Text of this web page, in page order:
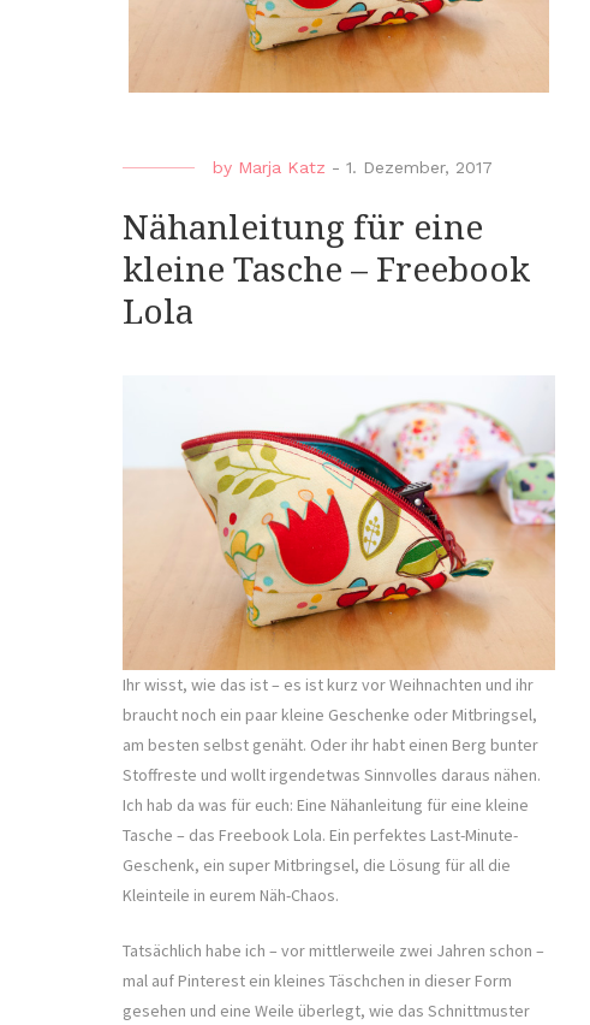
by Marja Katz - 1. Dezember, 2017
Nähanleitung für eine
kleine Tasche – Freebook
Lola
Ihr wisst, wie das ist – es ist kurz vor Weihnachten und ihr
braucht noch ein paar kleine Geschenke oder Mitbringsel,
am besten selbst genäht. Oder ihr habt einen Berg bunter
Stoffreste und wollt irgendetwas Sinnvolles daraus nähen.
Ich hab da was für euch: Eine Nähanleitung für eine kleine
Tasche – das Freebook Lola. Ein perfektes Last-Minute-
Geschenk, ein super Mitbringsel, die Lösung für all die
Kleinteile in eurem Näh-Chaos.
Tatsächlich habe ich – vor mittlerweile zwei Jahren schon –
mal auf Pinterest ein kleines Täschchen in dieser Form
gesehen und eine Weile überlegt, wie das Schnittmuster